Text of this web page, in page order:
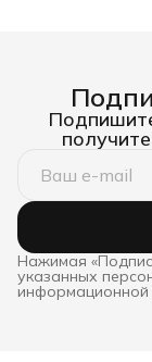
Нажимая
указанных
информационной